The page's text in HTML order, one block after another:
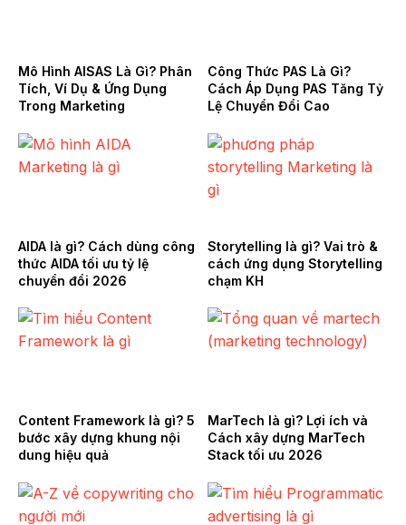
Mô Hình AISAS Là Gì? Phân
Tích, Ví Dụ & Ứng Dụng
Trong Marketing
Công Thức PAS Là Gì?
Cách Áp Dụng PAS Tăng Tỷ
Lệ Chuyển Đổi Cao
AIDA là gì? Cách dùng công
thức AIDA tối ưu tỷ lệ
chuyển đổi 2026
Storytelling là gì? Vai trò &
cách ứng dụng Storytelling
chạm KH
Content Framework là gì? 5
bước xây dựng khung nội
dung hiệu quả
MarTech là gì? Lợi ích và
Cách xây dựng MarTech
Stack tối ưu 2026